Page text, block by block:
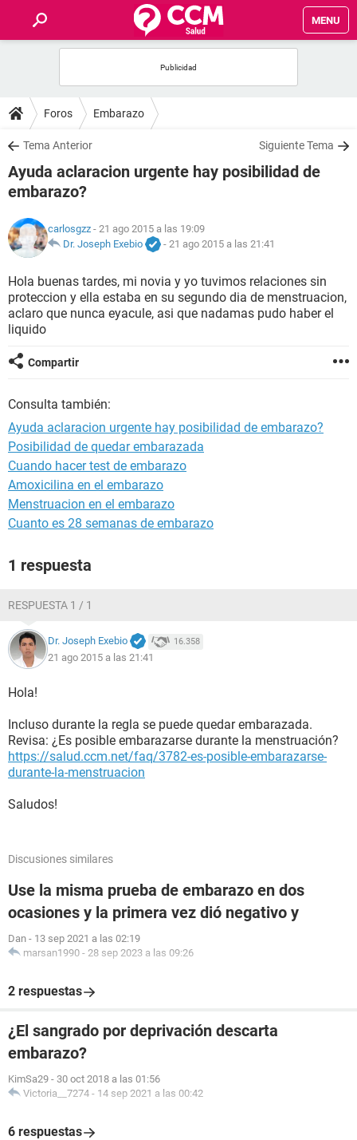
MENU
FOROS
SALUD
FAMILIA
NUTRICIÓN
SEXUALIDAD
Foros Embarazo
Tema Anterior Siguiente Tema
Ayuda aclaracion urgente hay posibilidad de
embarazo?
carlosgzz - 21 ago 2015 a las 19:09
Dr. Joseph Exebio
- 21 ago 2015 a las 21:41
Hola buenas tardes, mi novia y yo tuvimos relaciones sin
proteccion y ella estaba en su segundo dia de menstruacion,
aclaro que nunca eyacule, asi que nadamas pudo haber el
liquido
Compartir
Consulta también:
Ayuda aclaracion urgente hay posibilidad de embarazo?
Posibilidad de quedar embarazada
Cuando hacer test de embarazo
Amoxicilina en el embarazo
Menstruacion en el embarazo
Cuanto es 28 semanas de embarazo
1 respuesta
RESPUESTA 1 / 1
Dr. Joseph Exebio 16.358
21 ago 2015 a las 21:41
Hola!
Incluso durante la regla se puede quedar embarazada.
Revisa: ¿Es posible embarazarse durante la menstruación?
https://salud.ccm.net/faq/3782-es-posible-embarazarse-
durante-la-menstruacion
Saludos!
Discusiones similares
Use la misma prueba de embarazo en dos
ocasiones y la primera vez dió negativo y
Dan - 13 sep 2021 a las 02:19
marsan1990 - 28 sep 2023 a las 09:26
2 respuestas
¿El sangrado por deprivación descarta
embarazo?
KimSa29 - 30 oct 2018 a las 01:56
Victoria__7274 - 14 sep 2021 a las 00:42
6 respuestas